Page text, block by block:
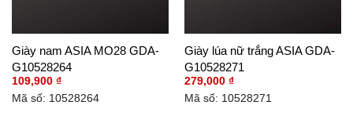
Giày nam ASIA MO28 GDA-
G10528264
109,900 ₫
Mã số: 10528264
Giày lúa nữ trắng ASIA GDA-
G10528271
279,000 ₫
Mã số: 10528271